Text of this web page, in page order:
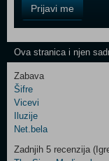
Field
One
Newsletter
Control
Field
Two
Newsletter
Prijavi me
Ova stranica i njen
Zabava
Šifre
Vicevi
Iluzije
Net.bela
Zadnjih 5 recenzija